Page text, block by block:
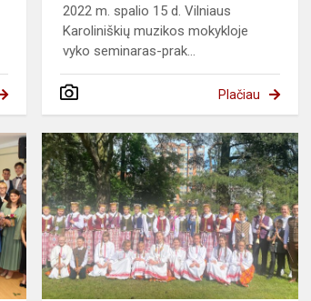
2022 m. spalio 15 d. Vilniaus
Karoliniškių muzikos mokykloje
vyko seminaras-prak...
Plačiau